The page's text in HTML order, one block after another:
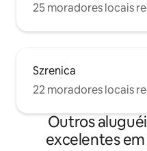
25 moradores locais
Szrenica
22 moradores locais
Outros
excelentes em